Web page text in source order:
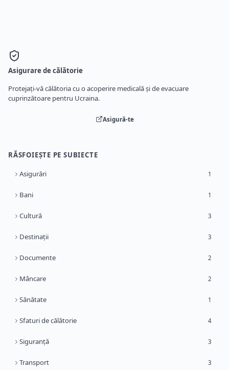
Asigurare de călătorie
Protejați-vă călătoria cu o acoperire medicală și de evacuare
cuprinzătoare pentru Ucraina.
Asigură-te
RĂSFOIEȘTE PE SUBIECTE
Asigurări 1
Bani 1
Cultură 3
Destinații 3
Documente 2
Mâncare 2
Sănătate 1
Sfaturi de călătorie 4
Siguranță 3
Transport 3